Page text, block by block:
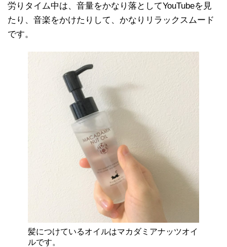
労りタイム中は、音量をかなり落としてYouTubeを見
たり、音楽をかけたりして、かなりリラックスムード
です。
髪につけているオイルはマカダミアナッツオイ
ルです。